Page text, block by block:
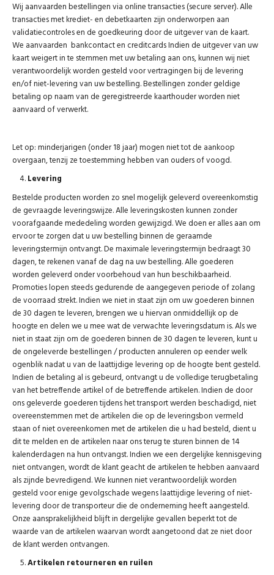
Wij aanvaarden bestellingen via online transacties (secure server). Alle
transacties met krediet- en debetkaarten zijn onderworpen aan
validatiecontroles en de goedkeuring door de uitgever van de kaart.
We aanvaarden bankcontact en creditcards Indien de uitgever van uw
kaart weigert in te stemmen met uw betaling aan ons, kunnen wij niet
verantwoordelijk worden gesteld voor vertragingen bij de levering
en/of niet-levering van uw bestelling. Bestellingen zonder geldige
betaling op naam van de geregistreerde kaarthouder worden niet
aanvaard of verwerkt.
Let op: minderjarigen (onder 18 jaar) mogen niet tot de aankoop
overgaan, tenzij ze toestemming hebben van ouders of voogd.
Levering
Bestelde producten worden zo snel mogelijk geleverd overeenkomstig
de gevraagde leveringswijze. Alle leveringskosten kunnen zonder
voorafgaande mededeling worden gewijzigd. We doen er alles aan om
ervoor te zorgen dat u uw bestelling binnen de geraamde
leveringstermijn ontvangt. De maximale leveringstermijn bedraagt 30
dagen, te rekenen vanaf de dag na uw bestelling. Alle goederen
worden geleverd onder voorbehoud van hun beschikbaarheid.
Promoties lopen steeds gedurende de aangegeven periode of zolang
de voorraad strekt. Indien we niet in staat zijn om uw goederen binnen
de 30 dagen te leveren, brengen we u hiervan onmiddellijk op de
hoogte en delen we u mee wat de verwachte leveringsdatum is. Als we
niet in staat zijn om de goederen binnen de 30 dagen te leveren, kunt u
de ongeleverde bestellingen / producten annuleren op eender welk
ogenblik nadat u van de laattijdige levering op de hoogte bent gesteld.
Indien de betaling al is gebeurd, ontvangt u de volledige terugbetaling
van het betreffende artikel of de betreffende artikelen. Indien de door
ons geleverde goederen tijdens het transport werden beschadigd, niet
overeenstemmen met de artikelen die op de leveringsbon vermeld
staan of niet overeenkomen met de artikelen die u had besteld, dient u
dit te melden en de artikelen naar ons terug te sturen binnen de 14
kalenderdagen na hun ontvangst. Indien we een dergelijke kennisgeving
niet ontvangen, wordt de klant geacht de artikelen te hebben aanvaard
als zijnde bevredigend. We kunnen niet verantwoordelijk worden
gesteld voor enige gevolgschade wegens laattijdige levering of niet-
levering door de transporteur die de onderneming heeft aangesteld.
Onze aansprakelijkheid blijft in dergelijke gevallen beperkt tot de
waarde van de artikelen waarvan wordt aangetoond dat ze niet door
de klant werden ontvangen.
Artikelen retourneren en ruilen